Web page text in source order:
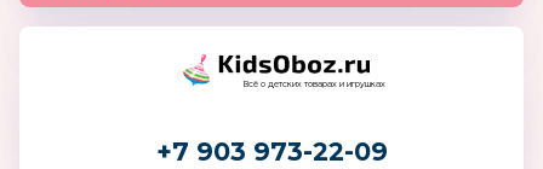
Всё о детских товарах и игрушках
+7 903 973-22-09